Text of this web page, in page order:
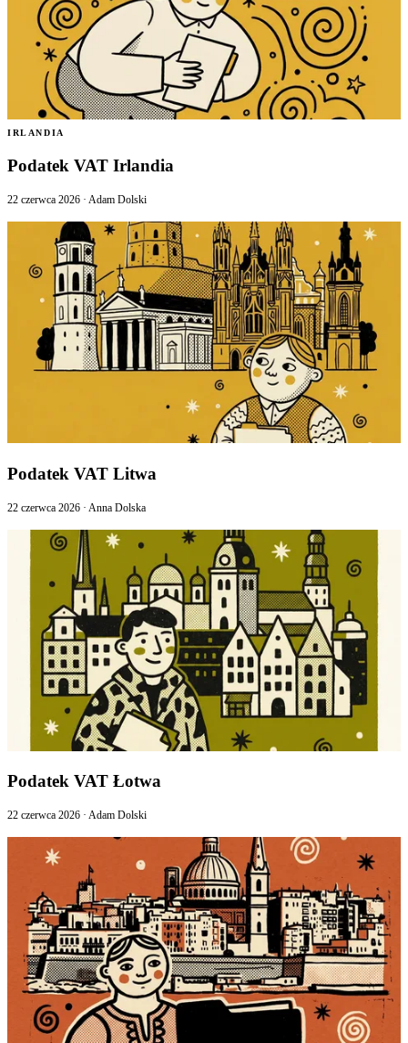
IRLANDIA
Podatek VAT Irlandia
22 czerwca 2026 · Adam Dolski
Podatek VAT Litwa
22 czerwca 2026 · Anna Dolska
Podatek VAT Łotwa
22 czerwca 2026 · Adam Dolski